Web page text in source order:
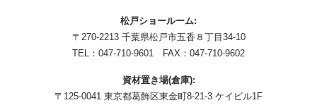
松戸ショールーム:
〒270-2213 千葉県松戸市五香８丁目34-10
TEL： 047-710-9601 FAX：047-710-9602
資材置き場(倉庫):
〒125-0041 東京都葛飾区東金町8-21-3 ケイビル1F